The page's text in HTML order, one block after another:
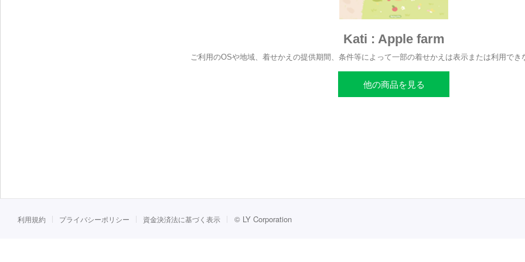
Kati : Apple farm
ご利用のOSや地域、着せかえの提供期間、条件等によって一部の着せかえは表示または利用でき
他の商品を見る
利用規約 プライバシーポリシー 資金決済法に基づく表示 © LY Corporation